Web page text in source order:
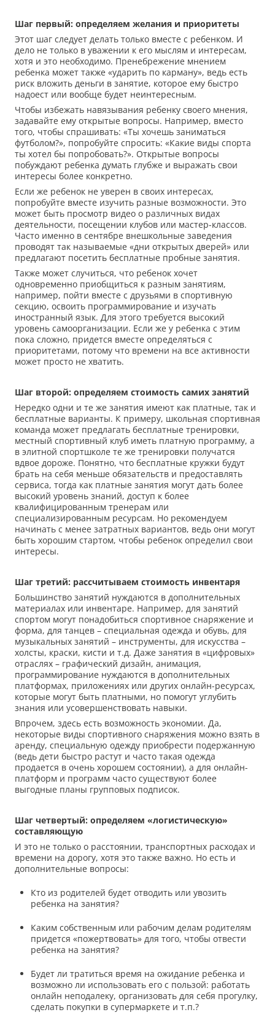
Шаг первый: определяем желания и приоритеты
Этот шаг следует делать только вместе с ребенком. И
дело не только в уважении к его мыслям и интересам,
хотя и это необходимо. Пренебрежение мнением
ребенка может также «ударить по карману», ведь есть
риск вложить деньги в занятие, которое ему быстро
надоест или вообще будет неинтересным.
Чтобы избежать навязывания ребенку своего мнения,
задавайте ему открытые вопросы. Например, вместо
того, чтобы спрашивать: «Ты хочешь заниматься
футболом?», попробуйте спросить: «Какие виды спорта
ты хотел бы попробовать?». Открытые вопросы
побуждают ребенка думать глубже и выражать свои
интересы более конкретно.
Если же ребенок не уверен в своих интересах,
попробуйте вместе изучить разные возможности. Это
может быть просмотр видео о различных видах
деятельности, посещении клубов или мастер-классов.
Часто именно в сентябре внешкольные заведения
проводят так называемые «дни открытых дверей» или
предлагают посетить бесплатные пробные занятия.
Также может случиться, что ребенок хочет
одновременно приобщиться к разным занятиям,
например, пойти вместе с друзьями в спортивную
секцию, освоить программирование и изучать
иностранный язык. Для этого требуется высокий
уровень самоорганизации. Если же у ребенка с этим
пока сложно, придется вместе определяться с
приоритетами, потому что времени на все активности
может просто не хватить.
Шаг второй: определяем стоимость самих занятий
Нередко одни и те же занятия имеют как платные, так и
бесплатные варианты. К примеру, школьная спортивная
команда может предлагать бесплатные тренировки,
местный спортивный клуб иметь платную программу, а
в элитной спортшколе те же тренировки получатся
вдвое дороже. Понятно, что бесплатные кружки будут
брать на себя меньше обязательств и предоставлять
сервиса, тогда как платные занятия могут дать более
высокий уровень знаний, доступ к более
квалифицированным тренерам или
специализированным ресурсам. Но рекомендуем
начинать с менее затратных вариантов, ведь они могут
быть хорошим стартом, чтобы ребенок определил свои
интересы.
Шаг третий: рассчитываем стоимость инвентаря
Большинство занятий нуждаются в дополнительных
материалах или инвентаре. Например, для занятий
спортом могут понадобиться спортивное снаряжение и
форма, для танцев – специальная одежда и обувь, для
музыкальных занятий – инструменты, для искусства –
холсты, краски, кисти и т.д. Даже занятия в «цифровых»
отраслях – графический дизайн, анимация,
программирование нуждаются в дополнительных
платформах, приложениях или других онлайн-ресурсах,
которые могут быть платными, но помогут углубить
знания или усовершенствовать навыки.
Впрочем, здесь есть возможность экономии. Да,
некоторые виды спортивного снаряжения можно взять в
аренду, специальную одежду приобрести подержанную
(ведь дети быстро растут и часто такая одежда
продается в очень хорошем состоянии), а для онлайн-
платформ и программ часто существуют более
выгодные планы групповых подписок.
Шаг четвертый: определяем «логистическую»
составляющую
И это не только о расстоянии, транспортных расходах и
времени на дорогу, хотя это также важно. Но есть и
дополнительные вопросы:
Кто из родителей будет отводить или увозить
ребенка на занятия?
Каким собственным или рабочим делам родителям
придется «пожертвовать» для того, чтобы отвести
ребенка на занятия?
Будет ли тратиться время на ожидание ребенка и
возможно ли использовать его с пользой: работать
онлайн неподалеку, организовать для себя прогулку,
сделать покупки в супермаркете и т.п.?